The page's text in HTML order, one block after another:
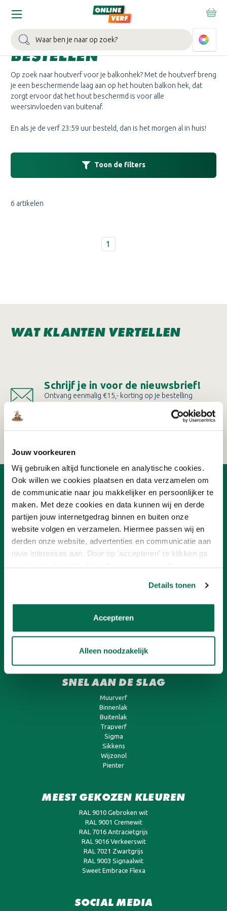
Jouw voorkeuren
Wij gebruiken altijd functionele en analytische cookies.
Ook willen we cookies plaatsen en data verzamelen om
de communicatie naar jou makkelijker en persoonlijker te
maken. Met deze cookies en data kunnen wij en derde
partijen jouw internetgedrag binnen en buiten onze
website volgen en verzamelen. Hiermee passen wij en
derden onze website, advertenties en communicatie aan
jouw interesses aan. Door op 'accepteren' te klikken ga
Details tonen
Accepteren
Alleen noodzakelijk
Zoeken
Home
BALKONHEK HOUT
BESTELLEN
Op zoek naar houtverf voor je balkonhek? Met de houtverf breng
je een beschermende laag aan op het houten balkon hek, dat
zorgt ervoor dat het hout beschermd is voor alle
weersinvloeden van buitenaf.
En als je de verf 23:59 uur besteld, dan is het morgen al in huis!
6 artikelen
1
Toon de filters
WAT KLANTEN VERTELLEN
Schrijf je in voor de nieuwsbrief!
Ontvang eenmalig €15,- korting op je bestelling
OVER ONLINEVERF
Ons team
Advies
Nieuwsbrief
Verf aanbiedingen
Franchisenemer worden
KLANTENSERVICE
Onlineverf.be Zakelijk
Retourneren
Verzending en bezorging
SNEL AAN DE SLAG
Muurverf
Binnenlak
Buitenlak
Trapverf
Sigma
Sikkens
Wijzonol
Pienter
MEEST GEKOZEN KLEUREN
RAL 9010 Gebroken wit
RAL 9001 Cremewit
RAL 7016 Antracietgrijs
RAL 9016 Verkeerswit
RAL 7021 Zwartgrijs
RAL 9003 Signaalwit
Sweet Embrace Flexa
SOCIAL MEDIA